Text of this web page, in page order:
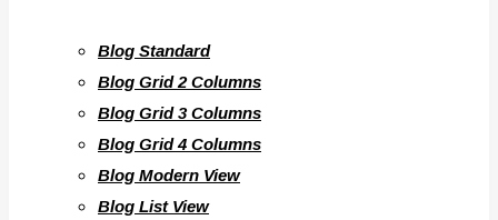
Blog Standard
Blog Grid 2 Columns
Blog Grid 3 Columns
Blog Grid 4 Columns
Blog Modern View
Blog List View